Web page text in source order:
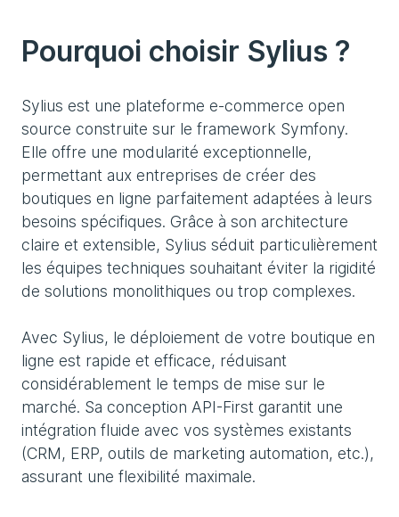
Pourquoi choisir Sylius ?
Sylius est une plateforme e-commerce open
source construite sur le framework Symfony.
Elle offre une modularité exceptionnelle,
permettant aux entreprises de créer des
boutiques en ligne parfaitement adaptées à leurs
besoins spécifiques. Grâce à son architecture
claire et extensible, Sylius séduit particulièrement
les équipes techniques souhaitant éviter la rigidité
de solutions monolithiques ou trop complexes.
Avec Sylius, le déploiement de votre boutique en
ligne est rapide et efficace, réduisant
considérablement le temps de mise sur le
marché. Sa conception API-First garantit une
intégration fluide avec vos systèmes existants
(CRM, ERP, outils de marketing automation, etc.),
assurant une flexibilité maximale.